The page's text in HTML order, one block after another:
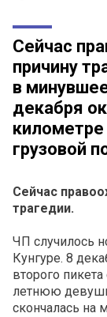
Сейчас
причину
в
декабря
километре
грузовой
Сейчас
трагедии.
ЧП случилось
Кунгуре. 8
второго
летнюю
скончалась на